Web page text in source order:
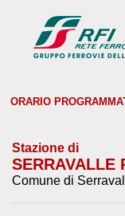
ORARIO
Stazione di
SERRAVALLE
Comune di